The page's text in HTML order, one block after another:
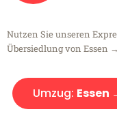
Nutzen Sie unseren
Übersiedlung von Essen
Umzug: Essen